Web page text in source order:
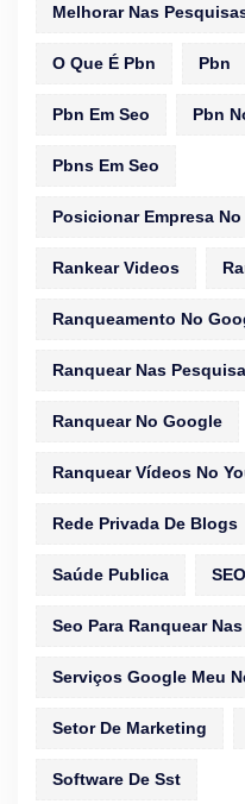
Melhorar Nas
O Que É Pbn Pbn
Pbn Em Seo Pbn
Pbns Em Seo
Posicionar Empresa
Rankear Videos
Ranqueamento No
Ranquear Nas
Ranquear No Google
Ranquear Vídeos No
Rede Privada De Blogs
Saúde Publica SEO
Seo Para Ranquear
Serviços Google Meu
Setor De Marketing
Software De Sst